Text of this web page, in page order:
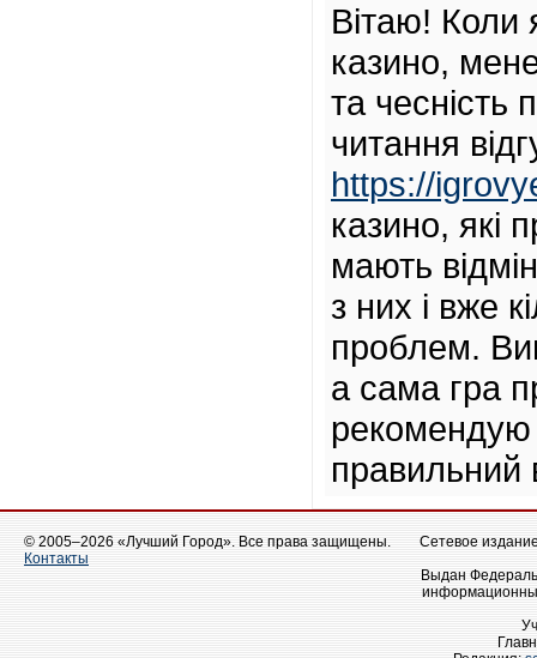
Вітаю! Коли
казино,
та чесність
читання
https://
казино, які
мають
з них і вже
проблем.
а сама гра
рекомендую
правильний
© 2005–2026 «Лучший Город». Все права защищены.
Контакты
Сетевое
Выдан